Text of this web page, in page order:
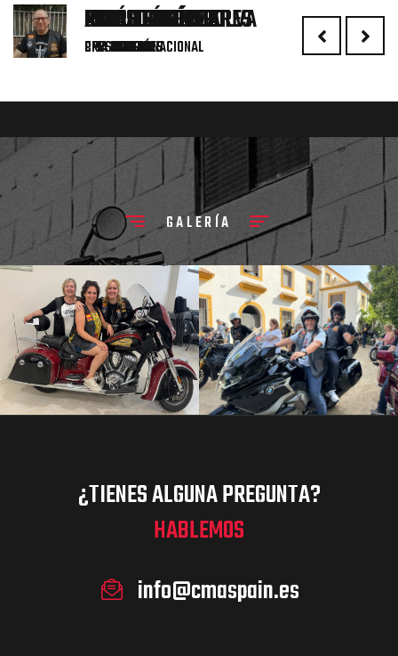
ALFREDO GÓMEZ
CMA EUSKADI
JESÚS RAMÍREZ
CMA SEVILLA
ISMAEL PALOMARES
PRESIDENTE NACIONAL
MIGUEL ÁNGEL SILVA
CMA ALMERÍA
MANUEL ROMERO
CMA BALEARES
PABLO SANZ
CMA MADRID
GALERÍA
¿TIENES ALGUNA PREGUNTA?
HABLEMOS
info@cmaspain.es